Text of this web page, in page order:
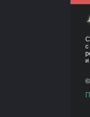
с
и
©